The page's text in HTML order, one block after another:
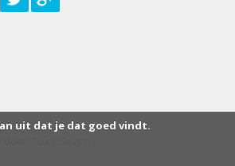
uit dat je dat goed vindt.